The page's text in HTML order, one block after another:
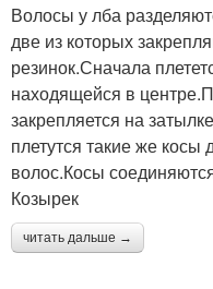
Волосы у лба
две из которых
резинок.Сначала
находящейся в
закрепляется на
плетутся такие же косы
волос.Косы
Козырек
читать дальше →